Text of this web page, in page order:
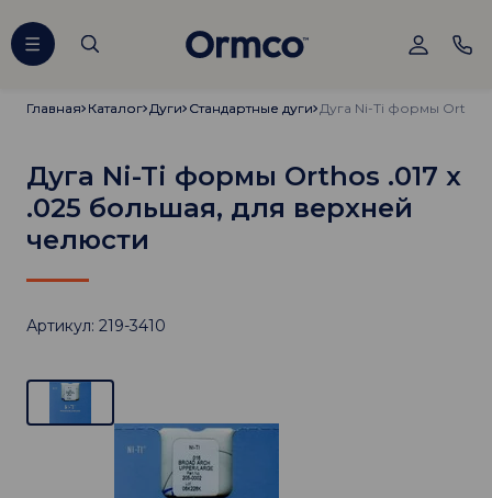
Главная
Главная Каталог
Каталог Дуги
Дуги Стандартные дуги
Стандартные дуги
Дуга Ni-Ti формы Orthos .017 х
.025 большая, для верхней
челюсти
Артикул: 219-3410